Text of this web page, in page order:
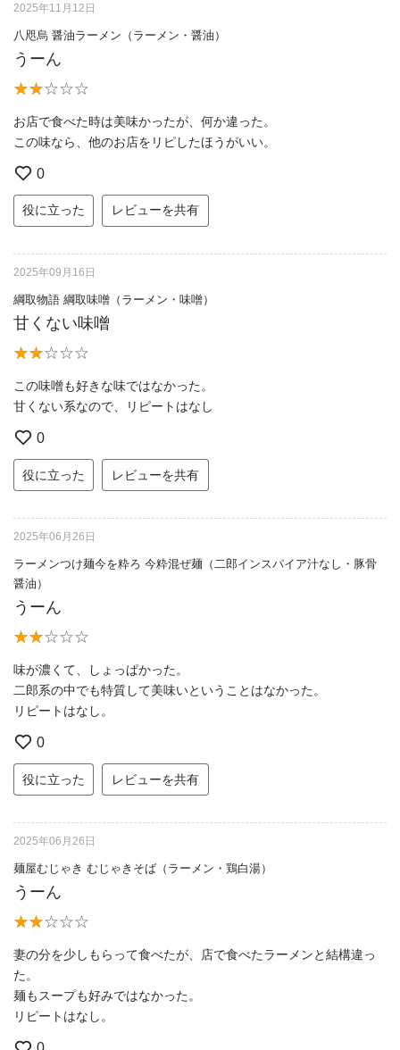
2025年11月12日
八咫烏 醤油ラーメン（ラーメン・醤油）
うーん
お店で食べた時は美味かったが、何か違った。
この味なら、他のお店をリピしたほうがいい。
0
役に立った レビューを共有
2025年09月16日
綱取物語 綱取味噌（ラーメン・味噌）
甘くない味噌
この味噌も好きな味ではなかった。
甘くない系なので、リピートはなし
0
役に立った レビューを共有
2025年06月26日
ラーメンつけ麺今を粋ろ 今粋混ぜ麺（二郎インスパイア汁なし・豚骨
醤油）
うーん
味が濃くて、しょっぱかった。
二郎系の中でも特質して美味いということはなかった。
リピートはなし。
0
役に立った レビューを共有
2025年06月26日
麺屋むじゃき むじゃきそば（ラーメン・鶏白湯）
うーん
妻の分を少しもらって食べたが、店で食べたラーメンと結構違っ
た。
麺もスープも好みではなかった。
リピートはなし。